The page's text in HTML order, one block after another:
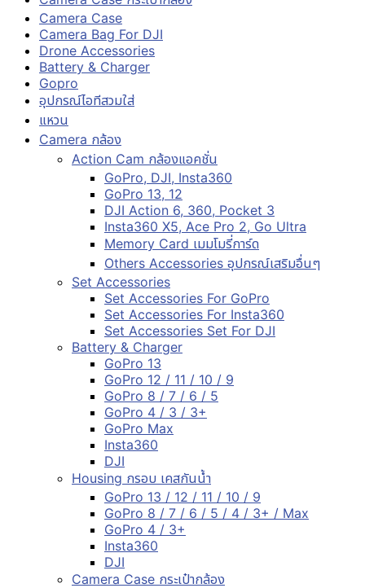
Camera Case
Camera Bag For DJI
Drone Accessories
Battery & Charger
Gopro
อุปกรณ์ไอทีสวมใส่
แหวน
Camera กล้อง
Action Cam กล้องแอคชั่น
GoPro, DJI, Insta360
GoPro 13, 12
DJI Action 6, 360, Pocket 3
Insta360 X5, Ace Pro 2, Go Ultra
Memory Card เมมโมรี่การ์ด
Others Accessories อุปกรณ์เสริมอื่นๆ
Set Accessories
Set Accessories For GoPro
Set Accessories For Insta360
Set Accessories Set For DJI
Battery & Charger
GoPro 13
GoPro 12 / 11 / 10 / 9
GoPro 8 / 7 / 6 / 5
GoPro 4 / 3 / 3+
GoPro Max
Insta360
DJI
Housing กรอบ เคสกันน้ำ
GoPro 13 / 12 / 11 / 10 / 9
GoPro 8 / 7 / 6 / 5 / 4 / 3+ / Max
GoPro 4 / 3+
Insta360
DJI
Camera Case กระเป๋ากล้อง